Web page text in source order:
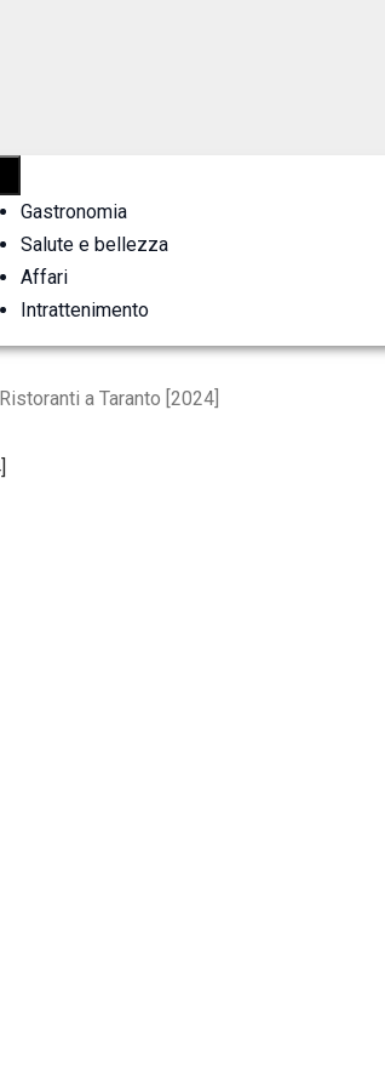
Gastronomia
Salute e bellezza
Affari
Intrattenimento
a Taranto [2024]